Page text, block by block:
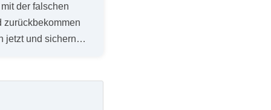
der falschen
zurückbekommen
jetzt und sichern…